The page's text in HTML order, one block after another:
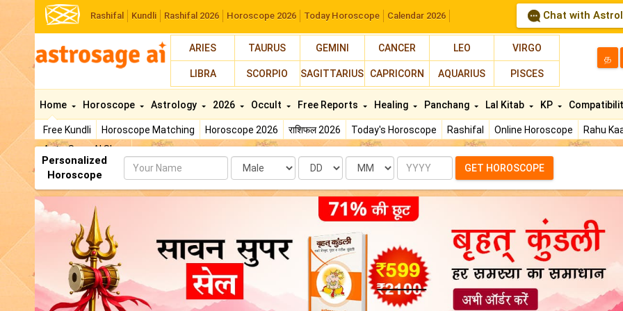
Rashifal Kundli Rashifal 2026 Horoscope 2026 Today Horoscope Calendar 2026 Chat with
ARIES TAURUS GEMINI CANCER LEO VIRGO
LIBRA SCORPIO SAGITTARIUS CAPRICORN AQUARIUS PISCES
த
Home
Free Kundli Horoscope Matching Horoscope 2026 राशिफल 2026 Today's Horoscope Rashifal Online Horoscope Rahu
AstroSage AI Shop
Horoscope Astrology 2026 Occult Free Reports Healing Panchang Lal Kitab KP
Personalized
Horoscope
Name Date Month Year GET HOROSCOPE